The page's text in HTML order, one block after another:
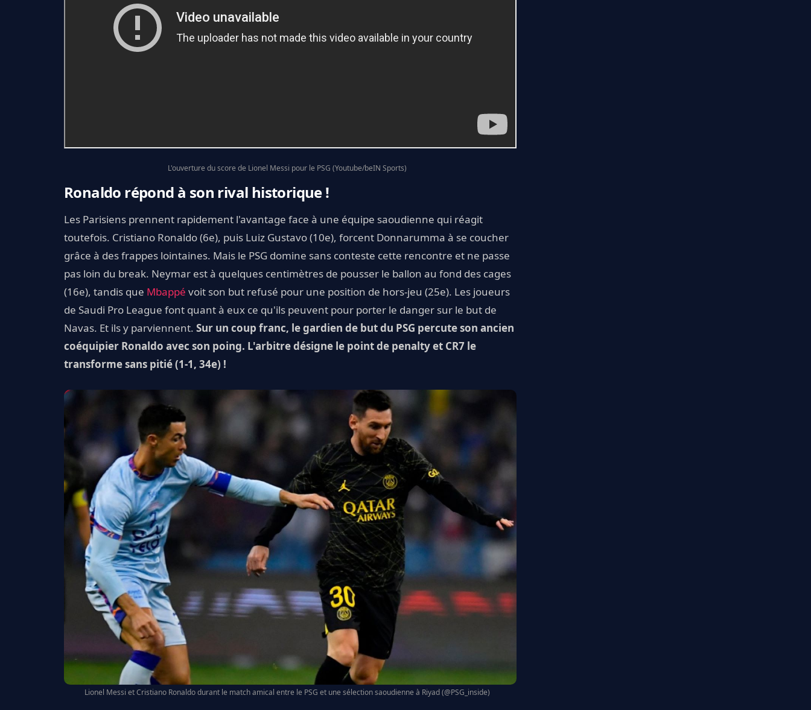
L'ouverture du score de Lionel Messi pour le PSG (Youtube/beIN Sports)
Ronaldo répond à son rival historique !
Les Parisiens prennent rapidement l'avantage face à une équipe saoudienne qui réagit
toutefois. Cristiano Ronaldo (6e), puis Luiz Gustavo (10e), forcent Donnarumma à se coucher
grâce à des frappes lointaines. Mais le PSG domine sans conteste cette rencontre et ne passe
pas loin du break. Neymar est à quelques centimètres de pousser le ballon au fond des cages
(16e), tandis que Mbappé voit son but refusé pour une position de hors-jeu (25e). Les joueurs
de Saudi Pro League font quant à eux ce qu'ils peuvent pour porter le danger sur le but de
Navas. Et ils y parviennent. Sur un coup franc, le gardien de but du PSG percute son ancien
coéquipier Ronaldo avec son poing. L'arbitre désigne le point de penalty et CR7 le
transforme sans pitié (1-1, 34e) !
Lionel Messi et Cristiano Ronaldo durant le match amical entre le PSG et une sélection saoudienne à Riyad (@PSG_inside)